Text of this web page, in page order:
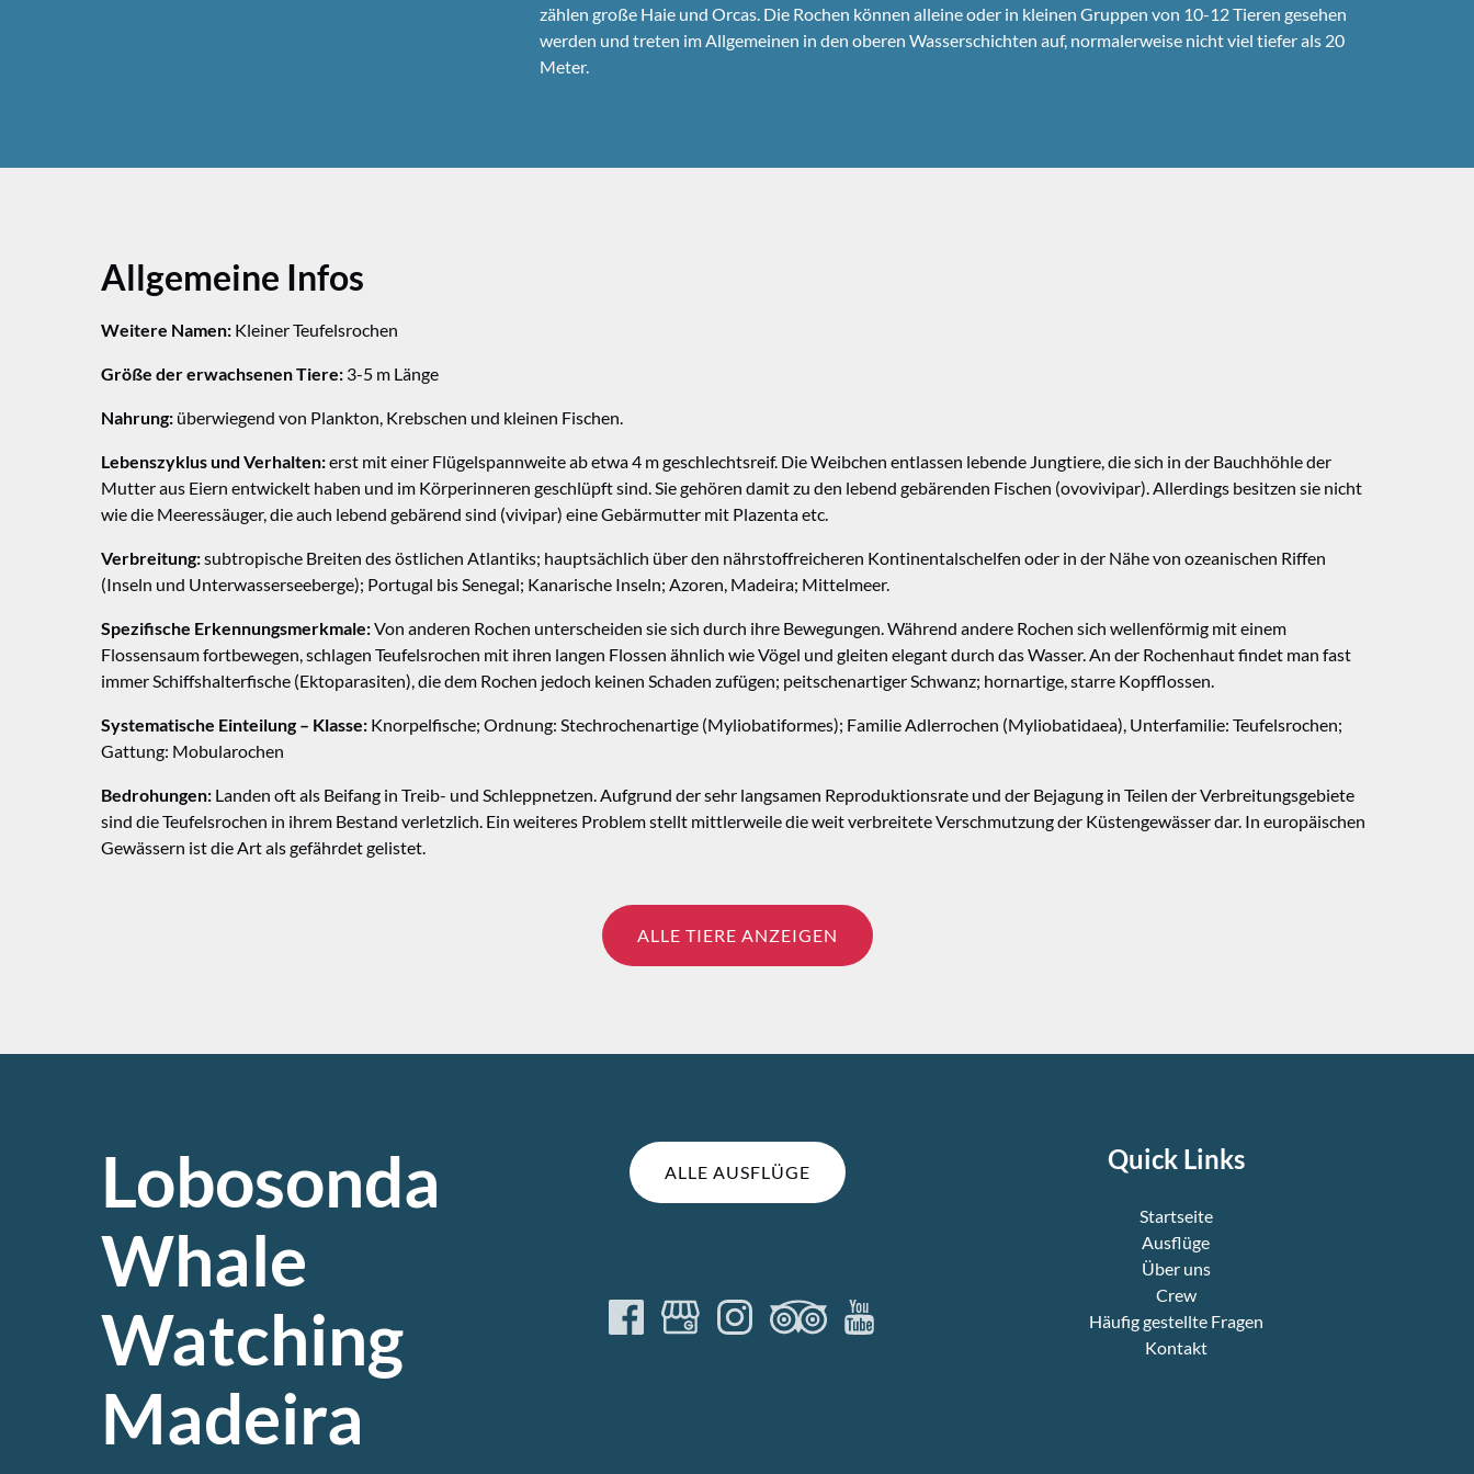
zählen große Haie und Orcas. Die Rochen können alleine oder in kleinen Gruppen von 10-12 Tieren gesehen
werden und treten im Allgemeinen in den oberen Wasserschichten auf, normalerweise nicht viel tiefer als 20
Meter.
Allgemeine Infos
Weitere Namen: Kleiner Teufelsrochen
Größe der erwachsenen Tiere: 3-5 m Länge
Nahrung: überwiegend von Plankton, Krebschen und kleinen Fischen.
Lebenszyklus und Verhalten:erst mit einer Flügelspannweite ab etwa 4 m geschlechtsreif. Die Weibchen entlassen lebende Jungtiere, die sich in der Bauchhöhle der
Mutter aus Eiern entwickelt haben und im Körperinneren geschlüpft sind. Sie gehören damit zu den lebend gebärenden Fischen (ovovivipar). Allerdings besitzen sie nicht
wie die Meeressäuger, die auch lebend gebärend sind (vivipar) eine Gebärmutter mit Plazenta etc.
Verbreitung:subtropische Breiten des östlichen Atlantiks; hauptsächlich über den nährstoffreicheren Kontinentalschelfen oder in der Nähe von ozeanischen Riffen
(Inseln und Unterwasserseeberge); Portugal bis Senegal; Kanarische Inseln; Azoren, Madeira; Mittelmeer.
Spezifische Erkennungsmerkmale:Von anderen Rochen unterscheiden sie sich durch ihre Bewegungen. Während andere Rochen sich wellenförmig mit einem
Flossensaum fortbewegen, schlagen Teufelsrochen mit ihren langen Flossen ähnlich wie Vögel und gleiten elegant durch das Wasser. An der Rochenhaut findet man fast
immer Schiffshalterfische (Ektoparasiten), die dem Rochen jedoch keinen Schaden zufügen; peitschenartiger Schwanz; hornartige, starre Kopfflossen.
Systematische Einteilung – Klasse: Knorpelfische; Ordnung: Stechrochenartige (Myliobatiformes); Familie Adlerrochen (Myliobatidaea), Unterfamilie: Teufelsrochen;
Gattung: Mobularochen
Bedrohungen: Landen oft als Beifang in Treib- und Schleppnetzen. Aufgrund der sehr langsamen Reproduktionsrate und der Bejagung in Teilen der Verbreitungsgebiete
sind die Teufelsrochen in ihrem Bestand verletzlich. Ein weiteres Problem stellt mittlerweile die weit verbreitete Verschmutzung der Küstengewässer dar. In europäischen
Gewässern ist die Art als gefährdet gelistet.
ALLE TIERE ANZEIGEN
Lobosonda
Whale
Watching
Madeira
ALLE AUSFLÜGE Quick Links
Startseite
Ausflüge
Über uns
Crew
Häufig gestellte Fragen
Kontakt